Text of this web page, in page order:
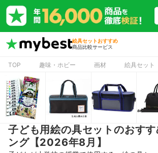
絵具セットおすすめ
商品比較サービス
TOP 趣味・ホビー 画材 絵具セット
子ども用絵の具セットのおす
ング【2026年8月】